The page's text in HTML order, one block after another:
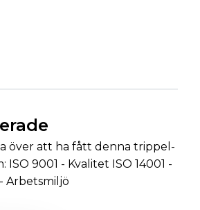
över att ha fått denna trippel-
9001 - Kvalitet ISO 14001 -
Arbetsmiljö